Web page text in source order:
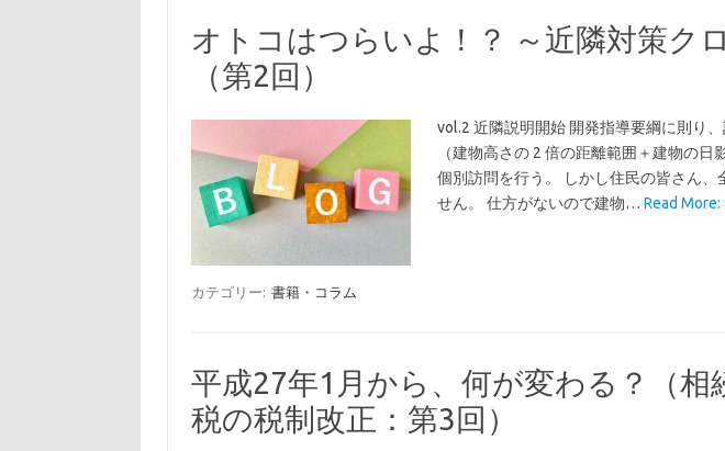
オトコはつらいよ！？ ～近隣対策ク
（第2回）
vol.2 近隣説明開始 開発指導要綱に則り
（建物高さの 2 倍の距離範囲＋建物の日
個別訪問を行う。 しかし住民の皆さん、
せん。 仕方がないので建物… Read
カテゴリー: 書籍・コラム
平成27年1月から、何が変わる？（相
税の税制改正：第3回）